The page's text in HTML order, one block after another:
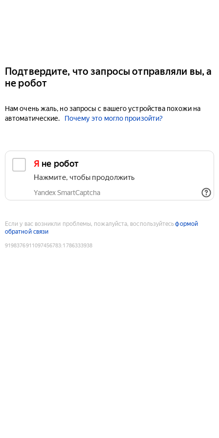
Подтвердите, что запросы отправляли вы, а
не робот
Нам очень жаль, но запросы с вашего устройства похожи на
автоматические.
Почему это могло произойти?
Я не робот
Нажмите, чтобы продолжить
Yandex SmartCaptcha
Если у вас возникли проблемы, пожалуйста, воспользуйтесьформой
обратной связи
9198376911097456783:1786333938